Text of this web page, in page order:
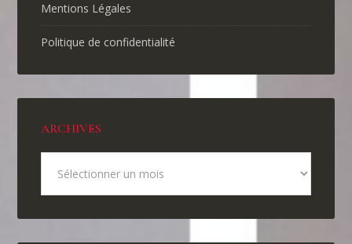
Mentions Légales
Politique de confidentialité
ARCHIVES